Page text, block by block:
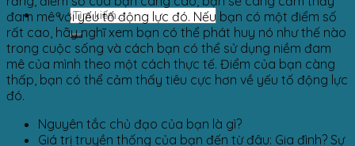
đam mê với yếu tố động lực đó. Nếu bạn có một điểm số
rất cao, hãy nghĩ xem bạn có thể phát huy nó như thế nào
trong cuộc sống và cách bạn có thể sử dụng niềm đam
mê của mình theo một cách thực tế. Điểm của bạn càng
thấp, bạn có thể cảm thấy tiêu cực hơn về yếu tố động lực
đó.
Nguyên tắc chủ đạo của bạn là gì?
Giá trị truyền thống của bạn đến từ đâu: Gia đình? Sự